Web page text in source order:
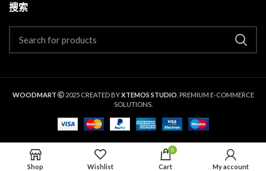
搜索
WOODMART 2025 CREATED BYXTEMOS STUDIO . PREMIUM E-COMMERCE
SOLUTIONS.
Shop Wishlist
0
Cart My account